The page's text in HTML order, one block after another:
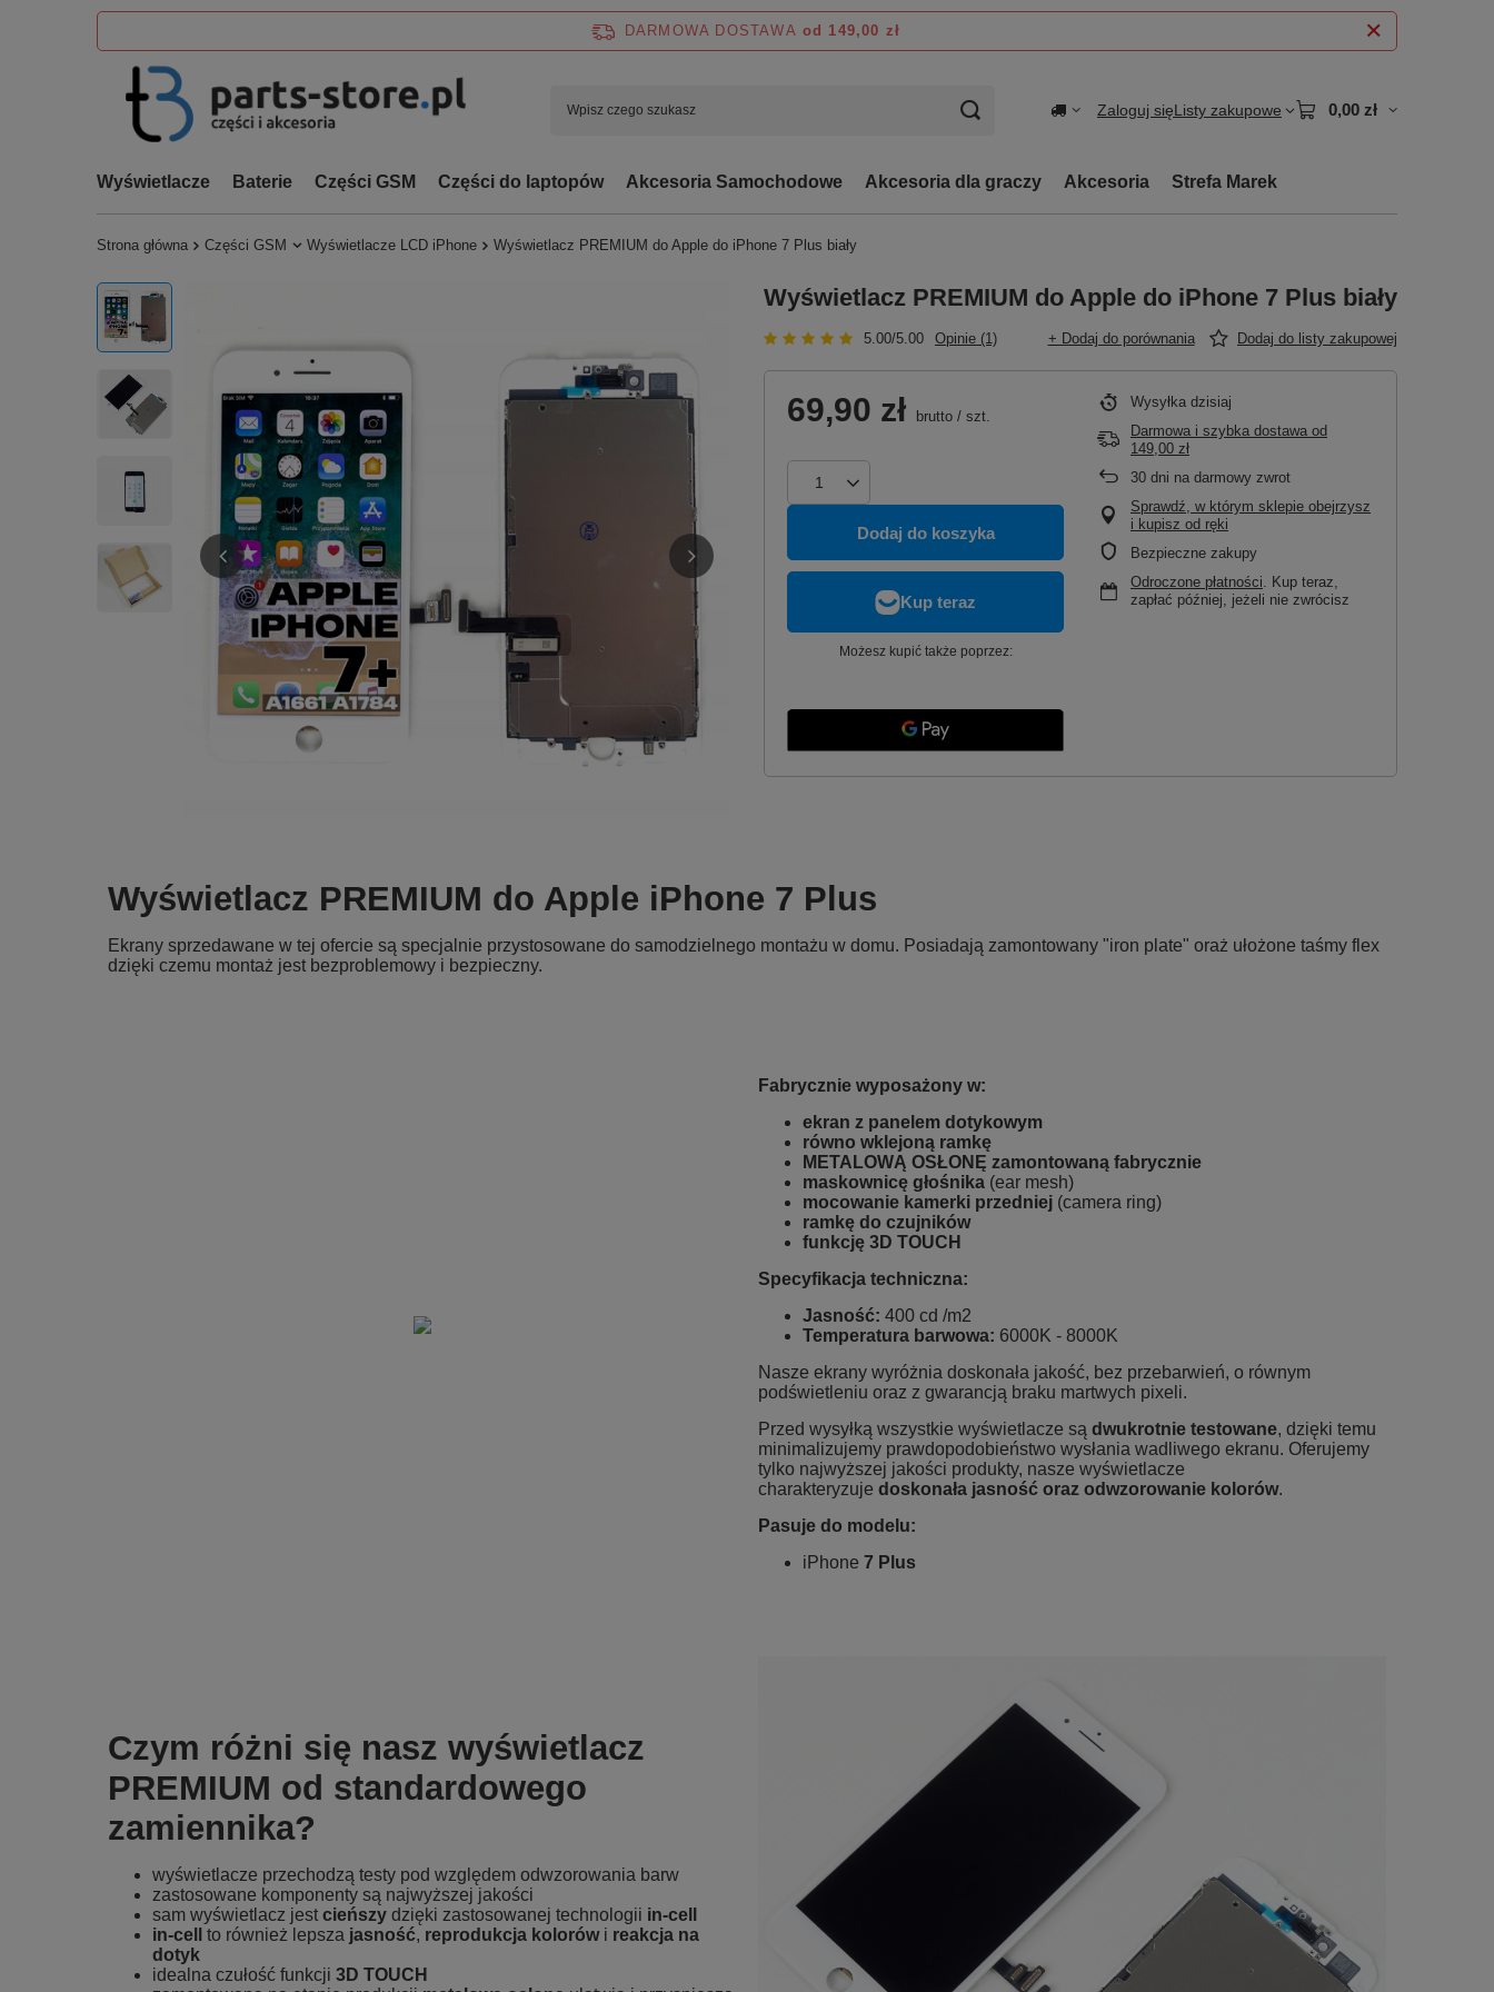
DARMOWA DOSTAWA od 149,00 zł
Zaloguj sięListy zakupowe 0,00 zł
Wyświetlacze Baterie Części GSM Części do laptopów Akcesoria Samochodowe Akcesoria dla graczy Akcesoria Strefa Marek
Strona główna Części GSM Wyświetlacze LCD iPhone Wyświetlacz PREMIUM do Apple do iPhone 7 Plus biały
Wyświetlacz PREMIUM do Apple do iPhone 7 Plus biały
5.00/5.00 Opinie (1) + Dodaj do porównania Dodaj do listy zakupowej
69,90 zł brutto / szt.
Dodaj do koszyka
Możesz kupić także poprzez:
Wysyłka dzisiaj
Darmowa i szybka dostawa od
149,00 zł
30 dni na darmowy zwrot
Sprawdź, w którym sklepie obejrzysz
i kupisz od ręki
Bezpieczne zakupy
Odroczone płatności. Kup teraz,
zapłać później, jeżeli nie zwrócisz
Wyświetlacz PREMIUM do Apple iPhone 7 Plus
Ekrany sprzedawane w tej ofercie są specjalnie przystosowane do samodzielnego montażu w domu. Posiadają zamontowany "iron plate" oraż ułożone taśmy flex
dzięki czemu montaż jest bezproblemowy i bezpieczny.
Fabrycznie wyposażony w:
ekran z panelem dotykowym
równo wklejoną ramkę
METALOWĄ OSŁONĘ zamontowaną fabrycznie
maskownicę głośnika (ear mesh)
mocowanie kamerki przedniej (camera ring)
ramkę do czujników
funkcję 3D TOUCH
Specyfikacja techniczna:
Jasność: 400 cd /m2
Temperatura barwowa: 6000K - 8000K
Nasze ekrany wyróżnia doskonała jakość, bez przebarwień, o równym
podświetleniu oraz z gwarancją braku martwych pixeli.
Przed wysyłką wszystkie wyświetlacze są dwukrotnie testowane, dzięki temu
minimalizujemy prawdopodobieństwo wysłania wadliwego ekranu. Oferujemy
tylko najwyższej jakości produkty, nasze wyświetlacze
charakteryzuje doskonała jasność oraz odwzorowanie kolorów.
Pasuje do modelu:
iPhone 7 Plus
Czym różni się nasz wyświetlacz
PREMIUM od standardowego
zamiennika?
wyświetlacze przechodzą testy pod względem odwzorowania barw
zastosowane komponenty są najwyższej jakości
sam wyświetlacz jest cieńszy dzięki zastosowanej technologii in-cell
in-cell
to również lepsza jasność, reprodukcja kolorówi reakcja na
dotyk
idealna czułość funkcji 3D TOUCH